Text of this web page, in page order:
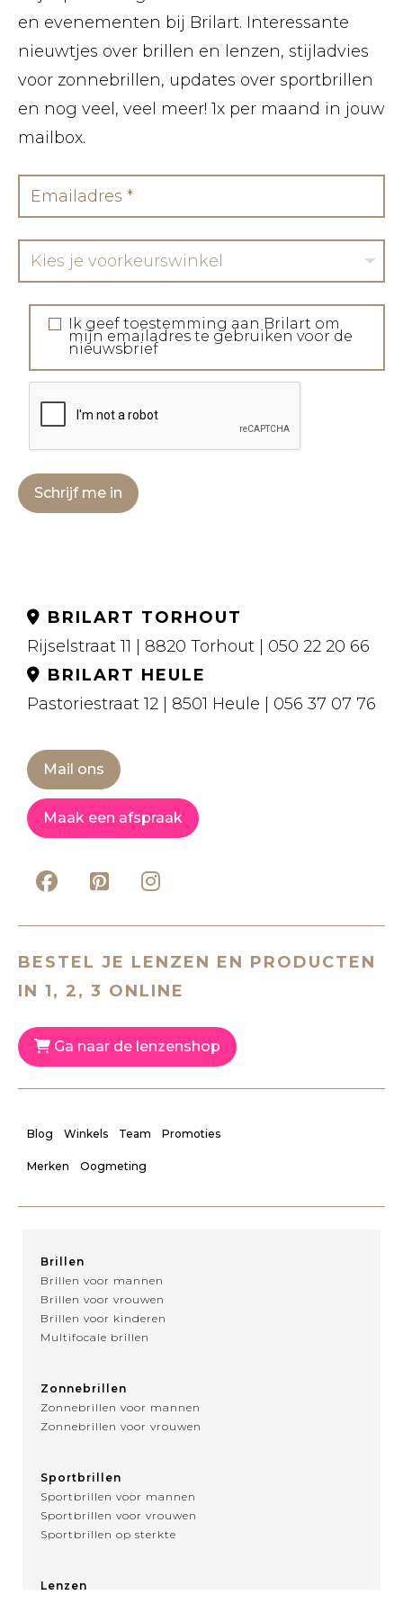
en evenementen bij Brilart. Interessante
nieuwtjes over brillen en lenzen, stijladvies
voor zonnebrillen, updates over sportbrillen
en nog veel, veel meer! 1x per maand in jouw
mailbox.
Kies je voorkeurswinkel
Ik geef toestemming aan Brilart om
mijn emailadres te gebruiken voor de
nieuwsbrief
Schrijf me in
BRILART TORHOUT
Rijselstraat 11 | 8820 Torhout | 050 22 20 66
BRILART HEULE
Pastoriestraat 12 | 8501 Heule | 056 37 07 76
Mail ons
Maak een afspraak
BESTEL JE LENZEN EN PRODUCTEN
IN 1, 2, 3 ONLINE
Ga naar de lenzenshop
Blog Winkels Team Promoties
Merken Oogmeting
Brillen
Brillen voor mannen
Brillen voor vrouwen
Brillen voor kinderen
Multifocale brillen
Zonnebrillen
Zonnebrillen voor mannen
Zonnebrillen voor vrouwen
Sportbrillen
Sportbrillen voor mannen
Sportbrillen voor vrouwen
Sportbrillen op sterkte
Lenzen